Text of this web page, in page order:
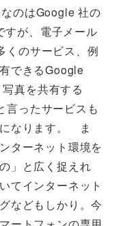
のはGoogle 社の
が、電子メール
くのサービス、例
できるGoogle
真を共有する
言ったサービスも
なります。 ま
ターネット環境を
」と広く捉えれ
てインターネット
などもしかり。今